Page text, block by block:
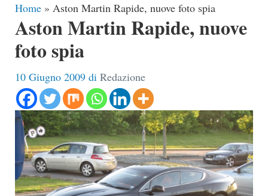
Home » Aston Martin Rapide, nuove foto spia
Aston Martin Rapide, nuove
foto spia
10 Giugno 2009 di Redazione